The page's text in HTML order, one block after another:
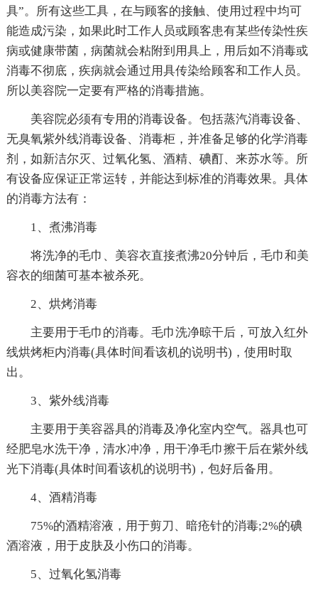
具”。所有这些工具，在与顾客的接触、使用过程中均可
能造成污染，如果此时工作人员或顾客患有某些传染性疾
病或健康带菌，病菌就会粘附到用具上，用后如不消毒或
消毒不彻底，疾病就会通过用具传染给顾客和工作人员。
所以美容院一定要有严格的消毒措施。
美容院必须有专用的消毒设备。包括蒸汽消毒设备、
无臭氧紫外线消毒设备、消毒柜，并准备足够的化学消毒
剂，如新洁尔灭、过氧化氢、酒精、碘酊、来苏水等。所
有设备应保证正常运转，并能达到标准的消毒效果。具体
的消毒方法有：
1、煮沸消毒
将洗净的毛巾、美容衣直接煮沸20分钟后，毛巾和美
容衣的细菌可基本被杀死。
2、烘烤消毒
主要用于毛巾的消毒。毛巾洗净晾干后，可放入红外
线烘烤柜内消毒(具体时间看该机的说明书)，使用时取
出。
3、紫外线消毒
主要用于美容器具的消毒及净化室内空气。器具也可
经肥皂水洗干净，清水冲净，用干净毛巾擦干后在紫外线
光下消毒(具体时间看该机的说明书)，包好后备用。
4、酒精消毒
75%的酒精溶液，用于剪刀、暗疮针的消毒;2%的碘
酒溶液，用于皮肤及小伤口的消毒。
5、过氧化氢消毒